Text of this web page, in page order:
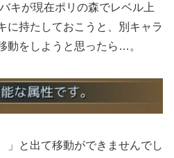
キが現在ポリの森でレベル上
に持たしておこうと、別キャラ
動をしようと思ったら…。
」と出て移動ができませんでし